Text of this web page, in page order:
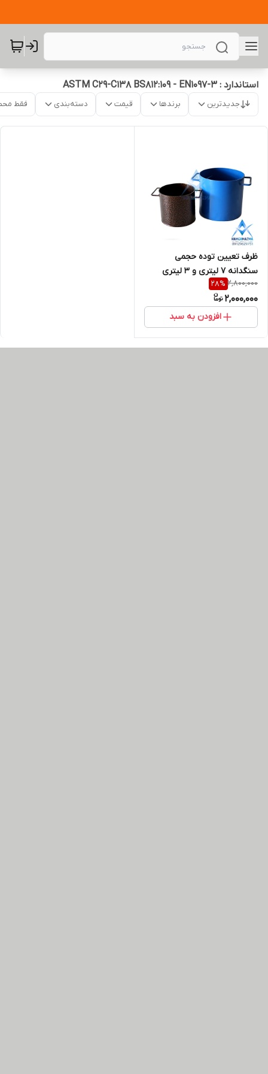
استاندارد : ASTM C29-C138 BS812:109 - EN1097-3
جدیدترین برندها قیمت دسته‌بندی فقط
ظرف تعیین توده حجمی
سنگدانه 7 لیتری و 3 لیتری
2,800,000
28%
2,000,000
افزودن به سبد